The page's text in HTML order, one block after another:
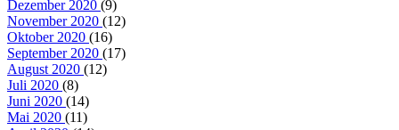
Dezember 2020 (9)
November 2020 (12)
Oktober 2020 (16)
September 2020 (17)
August 2020 (12)
Juli 2020 (8)
Juni 2020 (14)
Mai 2020 (11)